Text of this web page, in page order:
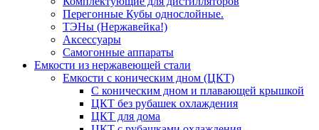
Перегонные Кубы однослойные.
ТЭНы (Нержавейка!)
Аксессуары
Самогонные аппараты
Емкости из нержавеющей стали
Емкости с коническим дном (ЦКТ)
С коническим дном и плавающей крышкой
ЦКТ без рубашек охлаждения
ЦКТ для дома